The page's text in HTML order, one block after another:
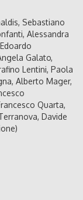
Sebastiano
Alessandra
Galato,
Lentini, Paola
Alberto Mager,
Quarta,
Davide